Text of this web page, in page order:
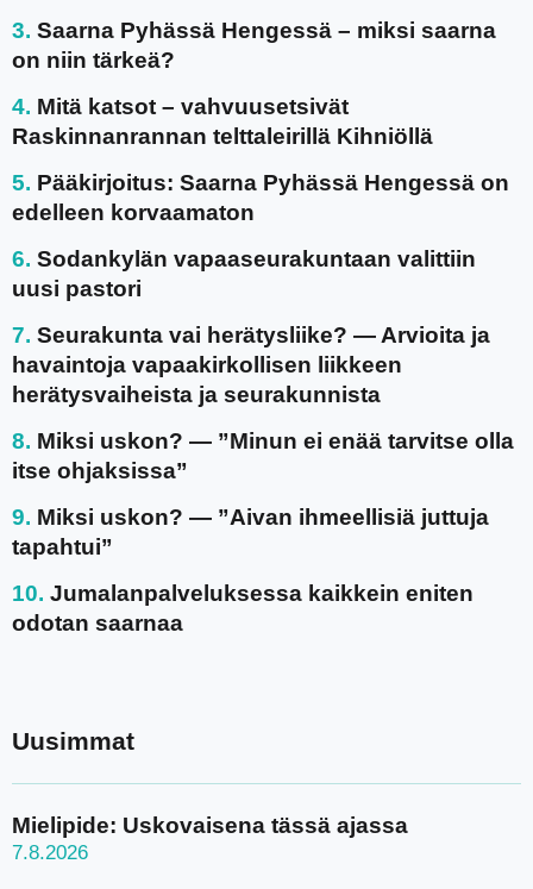
Saarna Pyhässä Hengessä – miksi saarna
on niin tärkeä?
Mitä katsot – vahvuusetsivät
Raskinnanrannan telttaleirillä Kihniöllä
Pääkirjoitus: Saarna Pyhässä Hengessä on
edelleen korvaamaton
Sodankylän vapaaseurakuntaan valittiin
uusi pastori
Seurakunta vai herätysliike? — Arvioita ja
havaintoja vapaakirkollisen liikkeen
herätysvaiheista ja seurakunnista
Miksi uskon? — ”Minun ei enää tarvitse olla
itse ohjaksissa”
Miksi uskon? — ”Aivan ihmeellisiä juttuja
tapahtui”
Jumalanpalveluksessa kaikkein eniten
odotan saarnaa
Uusimmat
Mielipide: Uskovaisena tässä ajassa
7.8.2026